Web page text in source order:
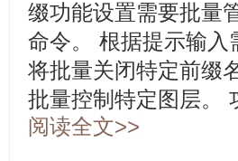
缀功能设置需要批量
命令。 根据提示输入
将批量关闭特定前缀
批量控制特定图层。
阅读全文>>